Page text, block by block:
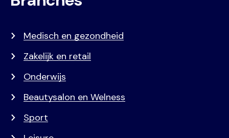
Medisch en gezondheid
Zakelijk en retail
Onderwijs
Beautysalon en Welness
Sport